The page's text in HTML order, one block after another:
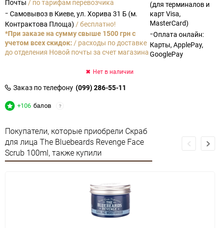
Почты / по тарифам перевозчика
- Самовывоз в Киеве, ул. Хорива 31 Б (м.
Контрактова Площа) / бесплатно!
*При заказе на сумму свыше 1500 грн с
учетом всех скидок: / расходы по доставке
до отделения Новой почты за счет магазина
(для терминалов и
карт Visa,
MasterCard)
-Оплата онлайн:
Карты, ApplePay,
GooglePay
Нет в наличии
Заказ по телефону (099) 286-55-11
+106 балов ?
Покупатели, которые приобрели Скраб
для лица The Bluebeards Revenge Face
Scrub 100ml, также купили